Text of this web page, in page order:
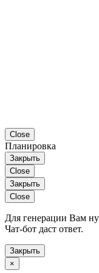
Close
Планировка
Закрыть
Close
Закрыть
Close
Для генерации Вам
Чат-бот даст ответ.
Закрыть
×